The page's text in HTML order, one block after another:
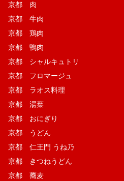
京都 肉
京都 牛肉
京都 鶏肉
京都 鴨肉
京都 シャルキュトリ
京都 フロマージュ
京都 ラオス料理
京都 湯葉
京都 おにぎり
京都 うどん
京都 仁王門 うね乃
京都 きつねうどん
京都 蕎麦